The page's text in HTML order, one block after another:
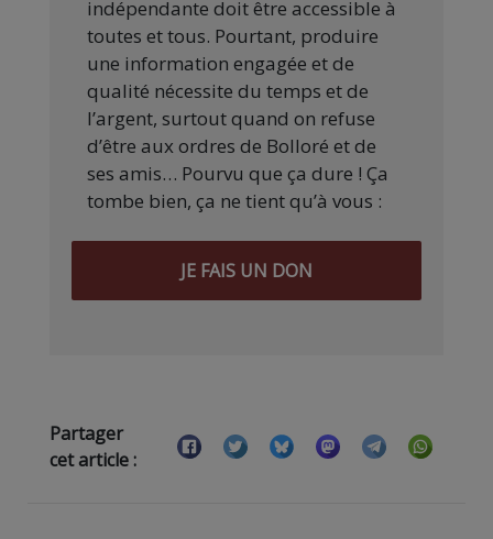
indépendante doit être accessible à
toutes et tous. Pourtant, produire
une information engagée et de
qualité nécessite du temps et de
l’argent, surtout quand on refuse
d’être aux ordres de Bolloré et de
ses amis… Pourvu que ça dure ! Ça
tombe bien, ça ne tient qu’à vous :
JE FAIS UN DON
Partager
cet article :